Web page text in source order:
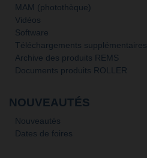
MAM (photothèque)
Vidéos
Software
Téléchargements supplémentaires
Archive des produits REMS
Documents produits ROLLER
NOUVEAUTÉS
Nouveautés
Dates de foires